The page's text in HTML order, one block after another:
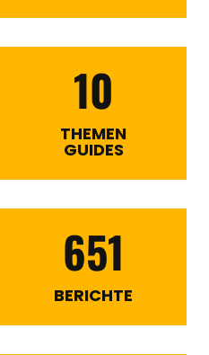
10
THEMEN
GUIDES
651
BERICHTE